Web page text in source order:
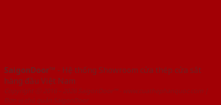
SaigonDoor™ - Hệ thống Showroom cửa thép cửa sắt
hàng đầu Việt Nam
Copyright ⓒ 2016 – 2026 SaigonDoor™ - www.cuathephanquoc.com |
Đơn vị chủ quản SaigonDoor